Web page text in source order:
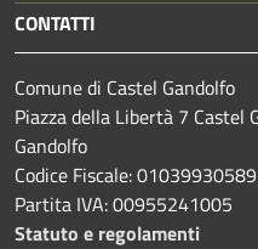
CONTATTI
Comune di Castel Gandolfo
Piazza della Libertà 7 Castel
Gandolfo
Codice Fiscale: 01039930589
Partita IVA: 00955241005
Statuto e regolamenti